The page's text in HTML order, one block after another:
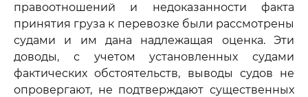
правоотношений и недоказанности факта
принятия груза к перевозке были рассмотрены
судами и им дана надлежащая оценка. Эти
доводы, с учетом установленных судами
фактических обстоятельств, выводы судов не
опровергают, не подтверждают существенных